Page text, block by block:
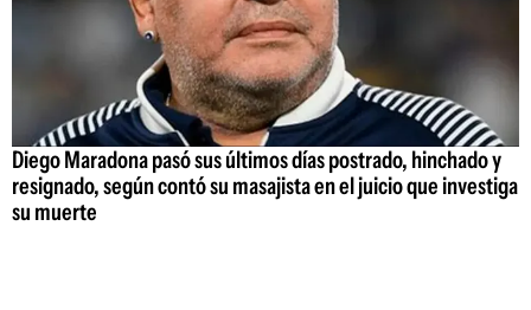
Diego Maradona pasó sus últimos días postrado, hinchado y
resignado, según contó su masajista en el juicio que investiga
su muerte